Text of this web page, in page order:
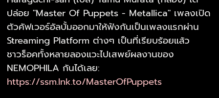
ปล่อย "Master Of Puppets - Metallica" เพลงเปิด
ตัวคัฟเวอร์อัลบั้มออกมาให้ฟังกันเป็นเพลงแรกผ่าน
Streaming Platform ต่างๆ เป็นที่เรียบร้อยแล้ว
ชาวร็อคทั้งหลายลองแวะไปเสพย์ผลงานของ
NEMOPHILA กันได้เลย:
https://ssm.lnk.to/MasterOfPuppets